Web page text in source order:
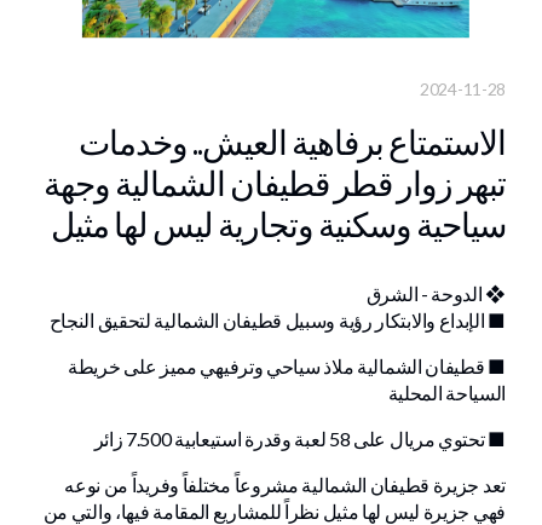
2024-11-28
الاستمتاع برفاهية العيش.. وخدمات
تبهر زوار قطر قطيفان الشمالية وجهة
سياحية وسكنية وتجارية ليس لها مثيل
❖ الدوحة - الشرق
■ الإبداع والابتكار رؤية وسبيل قطيفان الشمالية لتحقيق النجاح
■ قطيفان الشمالية ملاذ سياحي وترفيهي مميز على خريطة
السياحة المحلية
■ تحتوي مريال على 58 لعبة وقدرة استيعابية 7.500 زائر
تعد جزيرة قطيفان الشمالية مشروعاً مختلفاً وفريداً من نوعه
فهي جزيرة ليس لها مثيل نظراً للمشاريع المقامة فيها، والتي من